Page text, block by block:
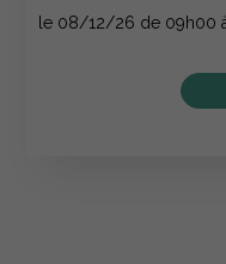
le 08/12/26 de 09h00